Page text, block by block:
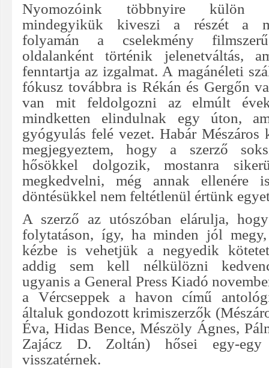
Nyomozóink többnyire külön
mindegyikük kiveszi a részét a
folyamán a cselekmény
oldalanként történik jelenetváltás,
fenntartja az izgalmat. A magánéleti
fókusz továbbra is Rékán és Gergőn
van mit feldolgozni az elmúlt
mindketten elindulnak egy úton,
gyógyulás felé vezet. Habár Mészáros
megjegyeztem, hogy a szerző
hősökkel dolgozik, mostanra
megkedvelni, még annak ellenére
döntésükkel nem feltétlenül értünk
A szerző az utószóban elárulja,
folytatáson, így, ha minden jól
kézbe is vehetjük a negyedik
addig sem kell nélkülözni
ugyanis a General Press Kiadó
a Vércseppek a havon című
általuk gondozott krimiszerzők
Éva, Hidas Bence, Mészöly Ágnes,
Zajácz D. Zoltán) hősei egy-egy
visszatérnek.